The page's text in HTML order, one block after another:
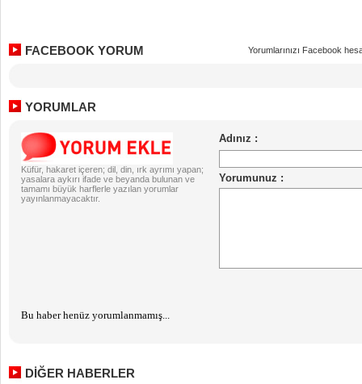
FACEBOOK YORUM Yorumlarınızı Facebook
YORUMLAR
Küfür, hakaret içeren; dil, din, ırk ayrımı yapan;
yasalara aykırı ifade ve beyanda bulunan ve
tamamı büyük harflerle yazılan yorumlar
yayınlanmayacaktır.
Bu haber henüz yorumlanmamış...
DİĞER HABERLER